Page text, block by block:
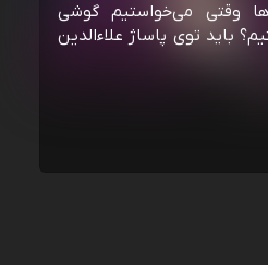
وقتی می‌خواستیم گوشی
باید توی پاساژ علاءالدین